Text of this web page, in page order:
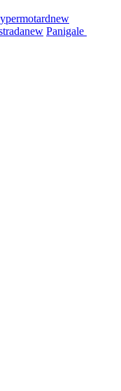
new
new Panigale